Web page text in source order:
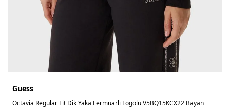
Guess
Octavia Regular Fit Dik Yaka Fermuarlı Logolu V5BQ15KCX22 Bayan